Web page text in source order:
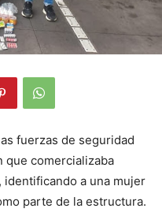
fuerzas de seguridad
que comercializaba
identificando a una mujer
parte de la estructura.